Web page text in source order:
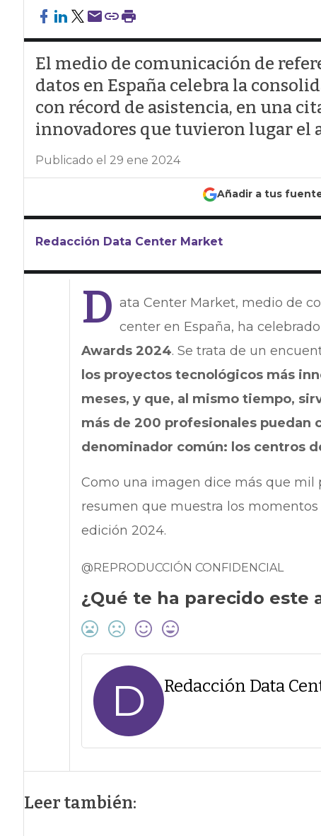
El medio de comunicación de
datos en España celebra la
con récord de asistencia, en una
innovadores que tuvieron lugar el
Publicado el 29 ene 2024
Añadir a tus
Redacción Data Center Market
D ata Center Market, medio de
center en España, ha
Awards 2024. Se trata de un
los proyectos tecnológicos más
meses, y que, al mismo tiempo,
más de 200 profesionales puedan
denominador común: los centros
Como una imagen dice más que mil
resumen que muestra los
edición 2024.
@REPRODUCCIÓN CONFIDENCIAL
¿Qué te ha parecido este
D Redacción Data
Leer también: